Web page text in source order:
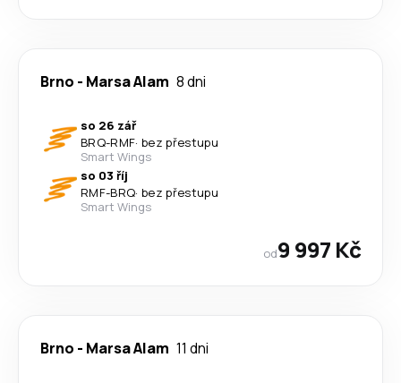
Brno - Marsa Alam 8 dni
so 26 zář
BRQ-RMF· bez přestupu
Smart Wings
so 03 říj
RMF-BRQ· bez přestupu
Smart Wings
od9 997 Kč
Brno - Marsa Alam 11 dni